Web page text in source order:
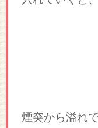
煙突から溢れ